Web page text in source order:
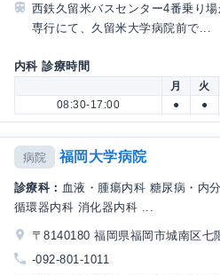
西鉄久留米バスセンター4番乗り
専行にて、久留米大学病院前で...
内科 診療時間
月 火
08:30-17:00
● ●
病院 福岡大学病院
診療科： 血液・腫瘍内科 糖尿病・内
循環器内科 消化器内科 ...
〒8140180 福岡県福岡市城南区七
-092-801-1011